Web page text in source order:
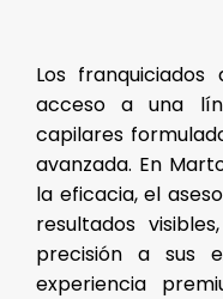
Los
acceso a una
capilares
avanzada. En
la eficacia, el
resultados
precisión a sus
experiencia